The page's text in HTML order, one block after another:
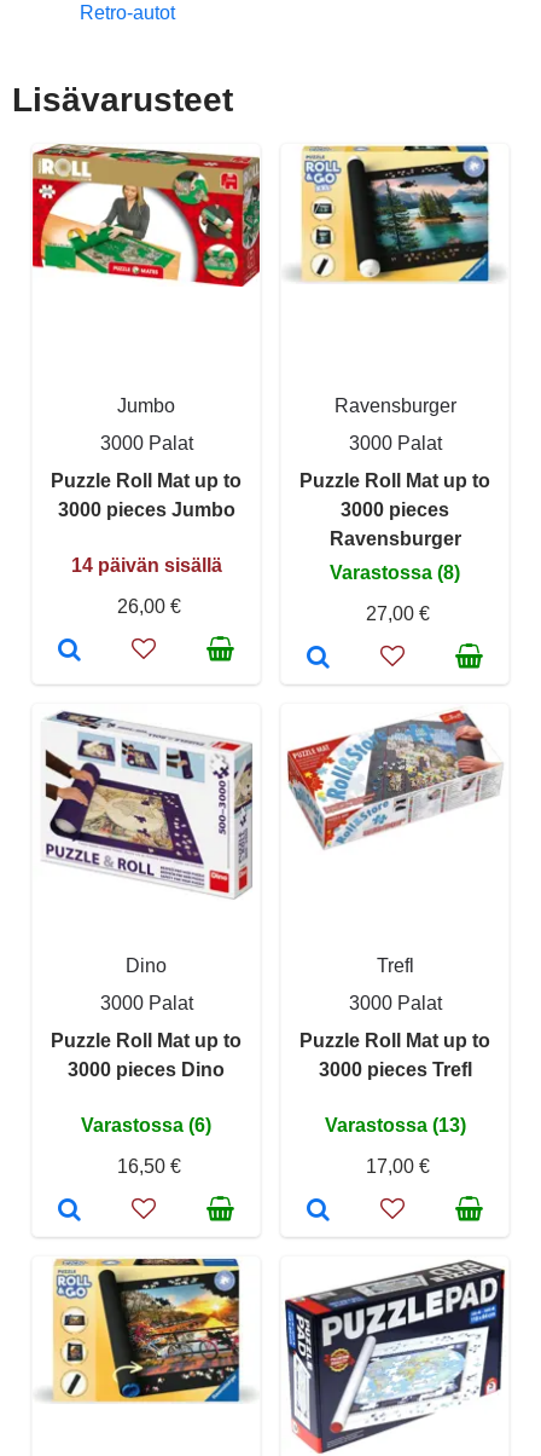
Retro-autot
Lisävarusteet
Jumbo
3000 Palat
Puzzle Roll Mat up to
3000 pieces Jumbo
14 päivän sisällä
26,00 €
Ravensburger
3000 Palat
Puzzle Roll Mat up to
3000 pieces
Ravensburger
Varastossa (8)
27,00 €
Dino
3000 Palat
Puzzle Roll Mat up to
3000 pieces Dino
Varastossa (6)
16,50 €
Trefl
3000 Palat
Puzzle Roll Mat up to
3000 pieces Trefl
Varastossa (13)
17,00 €